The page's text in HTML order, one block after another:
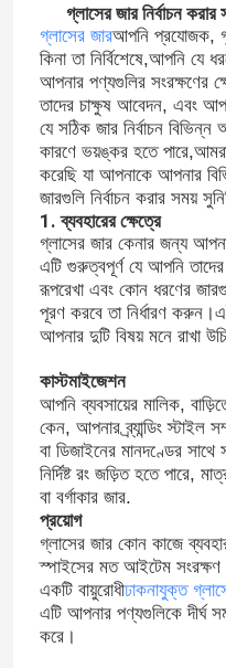
গ্লাসের জার নির্বাচন
গ্লাসের জারআপনি প্রযোজক,
কিনা তা নির্বিশেষে,আপনি যে
আপনার পণ্যগুলির সংরক্ষণের
তাদের চাক্ষুষ আবেদন, এবং
যে সঠিক জার নির্বাচন
কারণে ভয়ঙ্কর হতে
করেছি যা আপনাকে আপনার
জারগুলি নির্বাচন করার সময়
1. ব্যবহারের ক্ষেত্রে
গ্লাসের জার কেনার জন্য
এটি গুরুত্বপূর্ণ যে আপনি তাদের
রূপরেখা এবং কোন ধরণের
পূরণ করবে তা নির্ধারণ
আপনার দুটি বিষয় মনে রাখা
কাস্টমাইজেশন
আপনি ব্যবসায়ের মালিক,
কেন, আপনার ব্র্যান্ডিং স্টাইল
বা ডিজাইনের মানদণ্ডের সাথে
নির্দিষ্ট রং জড়িত হতে পারে,
বা বর্গাকার জার.
প্রয়োগ
গ্লাসের জার কোন কাজে
স্পাইসের মত আইটেম
একটি বায়ুরোধীঢাকনাযুক্ত
এটি আপনার পণ্যগুলিকে দীর্ঘ
করে।